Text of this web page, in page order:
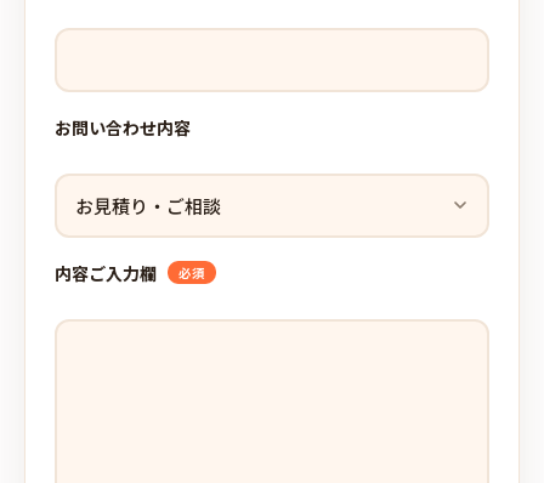
お問い合わせ内容
内容ご入力欄 必須